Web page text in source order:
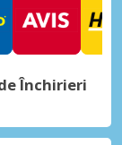
Închirieri